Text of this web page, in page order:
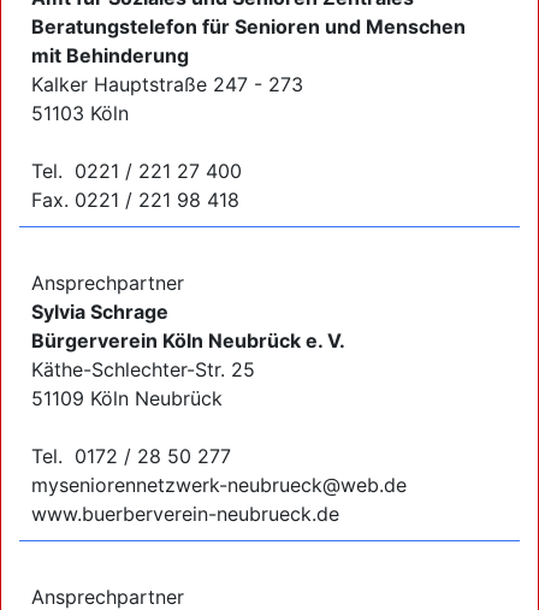
Beratungstelefon für Senioren und Menschen
mit Behinderung
Kalker Hauptstraße 247 - 273
51103 Köln
Tel. 0221 / 221 27 400
Fax. 0221 / 221 98 418
Ansprechpartner
Sylvia Schrage
Bürgerverein Köln Neubrück e. V.
Käthe-Schlechter-Str. 25
51109 Köln Neubrück
Tel. 0172 / 28 50 277
myseniorennetzwerk-neubrueck@web.de
www.buerberverein-neubrueck.de
Ansprechpartner